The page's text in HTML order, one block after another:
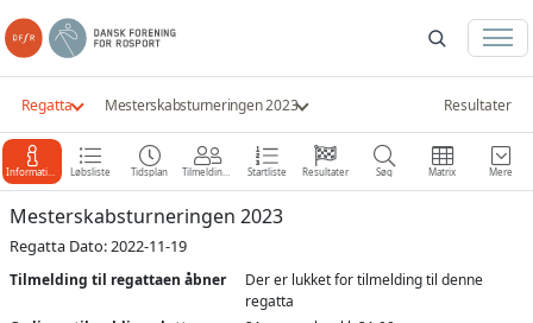
Regatta Mesterskabsturneringen 2023 Resultater
Information Løbsliste Tidsplan Tilmeldinger Startliste Resultater Søg Matrix Mere
Mesterskabsturneringen 2023
Regatta Dato: 2022-11-19
Tilmelding til regattaen åbner
Der er lukket for tilmelding til denne
regatta